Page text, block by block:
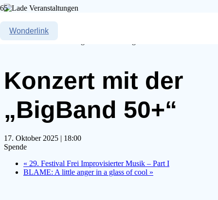
Wonderlink
« Alle Veranstaltungen
Diese Veranstaltung hat bereits stattgefunden.
Konzert mit der
„BigBand 50+“
17. Oktober 2025 | 18:00
Spende
« 29. Festival Frei Improvisierter Musik – Part I
BLAME: A little anger in a glass of cool »